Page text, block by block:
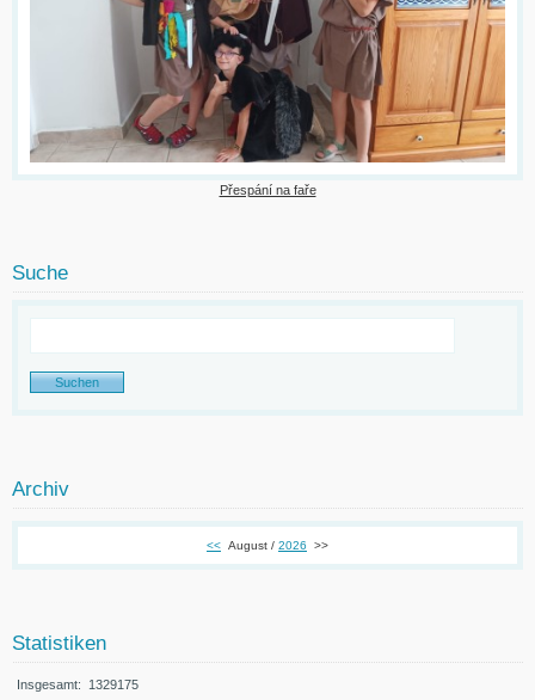
Přespání na faře
Suche
Archiv
<< August / 2026 >>
Statistiken
Insgesamt: 1329175